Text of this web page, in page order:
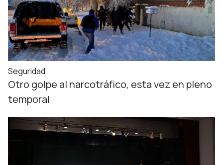
Seguridad
Otro golpe al narcotráfico, esta vez en pleno
temporal